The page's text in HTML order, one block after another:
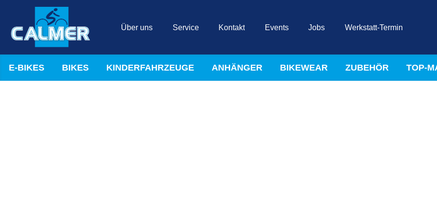
Über uns Service Kontakt Events Jobs Werkstatt-Termin
E-BIKES BIKES KINDERFAHRZEUGE ANHÄNGER BIKEWEAR ZUBEHÖR TOP-